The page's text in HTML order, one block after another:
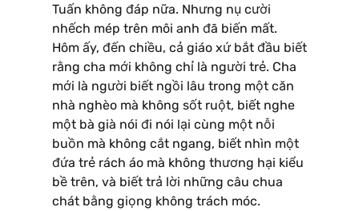
Tuấn không đáp nữa. Nhưng nụ cười
nhếch mép trên môi anh đã biến mất.
Hôm ấy, đến chiều, cả giáo xứ bắt đầu biết
rằng cha mới không chỉ là người trẻ. Cha
mới là người biết ngồi lâu trong một căn
nhà nghèo mà không sốt ruột, biết nghe
một bà già nói đi nói lại cùng một nỗi
buồn mà không cắt ngang, biết nhìn một
đứa trẻ rách áo mà không thương hại kiểu
bề trên, và biết trả lời những câu chua
chát bằng giọng không trách móc.